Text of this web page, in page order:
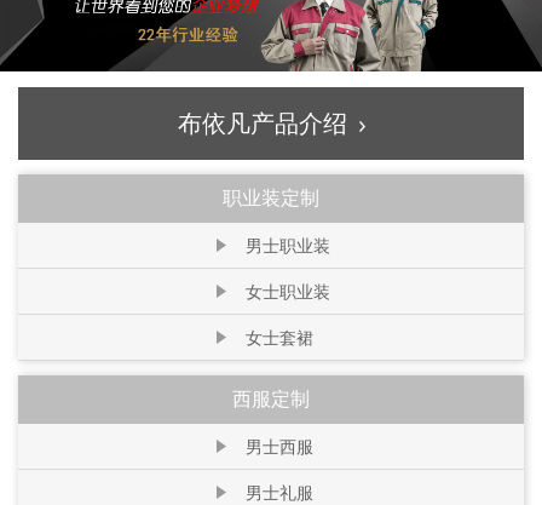
布依凡产品介绍
职业装定制
男士职业装
女士职业装
女士套裙
西服定制
男士西服
男士礼服